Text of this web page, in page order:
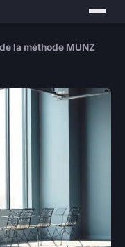
la méthode MUNZ